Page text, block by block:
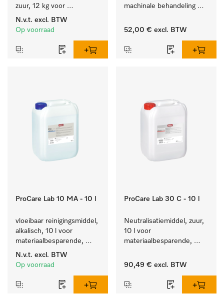
zuur, 12 kg voor
machinale reiniging van
laboratoriumglaswerk en -
N.v.t. excl. BTW
Op voorraad
machinale behandeling
instrumenten.
52,00 € excl. BTW
ProCare Lab 10 MA - 10 l
vloeibaar reinigingsmiddel,
alkalisch, 10 l voor
materiaalbesparende,
machinale reiniging van
laboratoriumglasw. en -
N.v.t. excl. BTW
Op voorraad
ProCare Lab 30 C - 10 l
Neutralisatiemiddel, zuur,
10 l voor
materiaalbesparende,
laboratoriumglasw. en -
90,49 € excl. BTW